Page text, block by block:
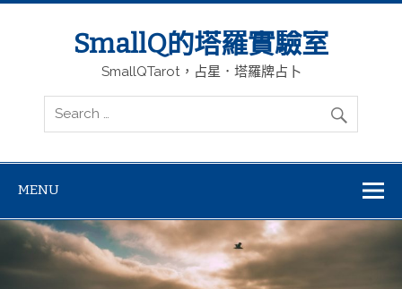
SmallQ的塔羅實驗室
SmallQTarot，占星．塔羅牌占卜
MENU